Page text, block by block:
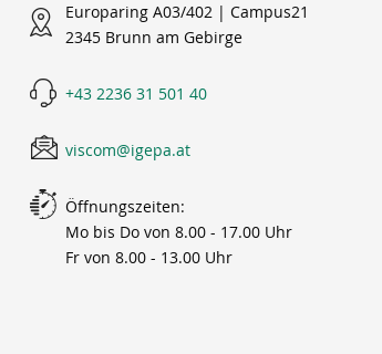
Europaring A03/402 | Campus21
2345 Brunn am Gebirge
+43 2236 31 501 40
viscom@igepa.at
Öffnungszeiten:
Mo bis Do von 8.00 - 17.00 Uhr
Fr von 8.00 - 13.00 Uhr